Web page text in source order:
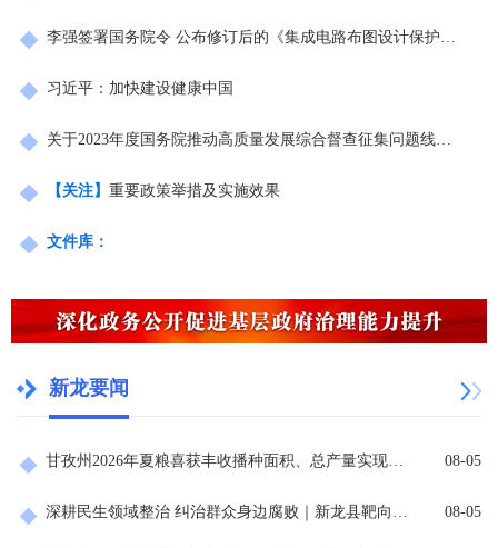
李强签署国务院令 公布修订后的《集成电路布图设计保护条例》
习近平：加快建设健康中国
关于2023年度国务院推动高质量发展综合督查征集问题线索的公告
【关注】 重要政策举措及实施效果
文件库：
新龙要闻
甘孜州2026年夏粮喜获丰收播种面积、总产量实现双增长 08-05
深耕民生领域整治 纠治群众身边腐败｜新龙县靶向开展网络餐饮、肉制品安全专项约谈培训 08-05